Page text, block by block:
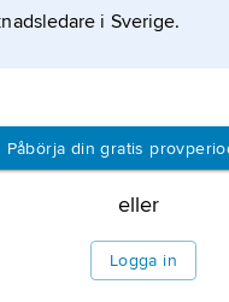
om artikeln
i Sverige.
Påbörja din gratis
eller
Logga in